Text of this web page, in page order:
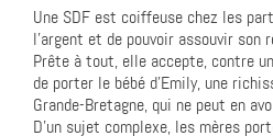
Une SDF est coiffeuse chez les
l’argent et de pouvoir assouvir son
Prête à tout, elle accepte, contre
de porter le bébé d’Emily, une
Grande-Bretagne, qui ne peut en
D’un sujet complexe, les mères